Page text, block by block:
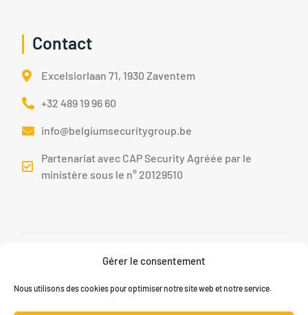
Gérer le consentement
Nous utilisons des cookies pour optimiser notre site web et notre service.
Contact
Excelsiorlaan 71, 1930 Zaventem
+32 489 19 96 60
info@belgiumsecuritygroup.be
Partenariat avec CAP Security Agréée par le
ministère sous le n° 20129510
Skydoo.com
Politique De ConfidentialitéPolitique Des Cookies